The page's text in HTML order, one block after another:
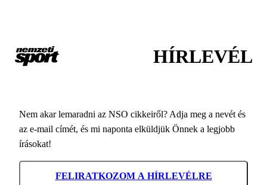
HÍRLEVÉL
Nem akar lemaradni az NSO cikkeiről? Adja meg a nevét és
az e-mail címét, és mi naponta elküldjük Önnek a legjobb
írásokat!
FELIRATKOZOM A HÍRLEVÉLRE